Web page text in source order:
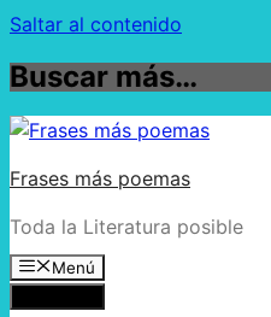
Saltar al contenido
Buscar más…
Frases más poemas
Toda la Literatura posible
Menú